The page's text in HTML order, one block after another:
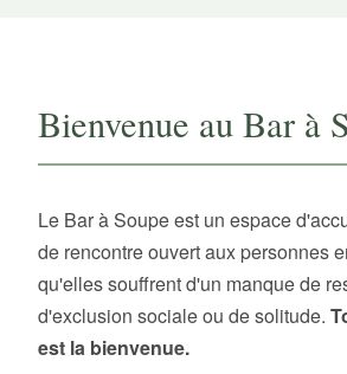
Bienvenue au Bar à
Le Bar à Soupe est un espace
de rencontre ouvert aux personnes
qu'elles souffrent d'un manque de
d'exclusion sociale ou de solitude.
est la bienvenue.